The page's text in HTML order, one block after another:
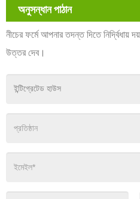
অনুসন্ধান পাঠান
নীচের ফর্মে আপনার তদন্ত দিতে নির্দ্বিধায়
উত্তর দেব।